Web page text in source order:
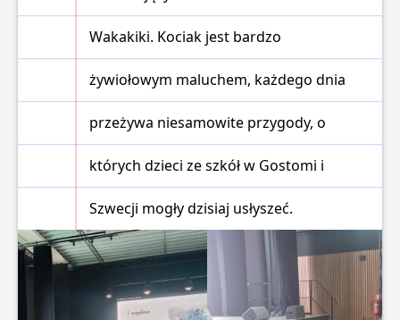
Wakakiki. Kociak jest bardzo
żywiołowym maluchem, każdego dnia
przeżywa niesamowite przygody, o
których dzieci ze szkół w Gostomi i
Szwecji mogły dzisiaj usłyszeć.